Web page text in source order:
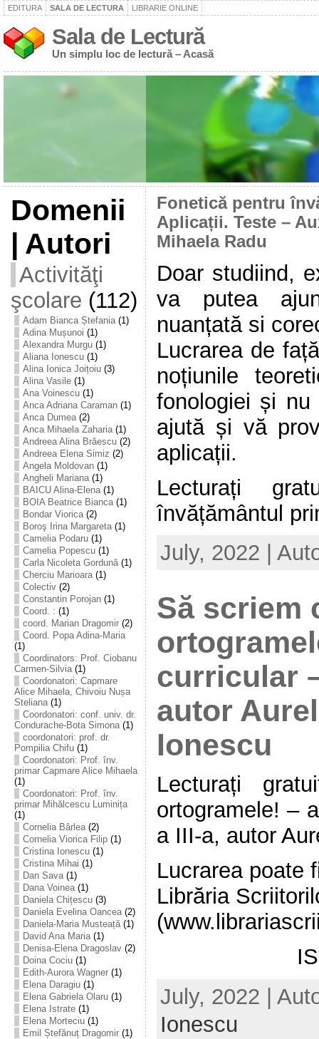
EDITURA SALA DE LECTURA LIBRARIE ONLINE
Sala de Lectură
Un simplu loc de lectură – Acasă
Domenii
| Autori
Activităţi
şcolare (112)
Adam Bianca Ștefania(1)
Adina Mușunoi (1)
Alexandra Murgu(1)
Aliana Ionescu(1)
Alina Ionica Joițoiu(3)
Alina Vasile(1)
Ana Voinescu(1)
Anca Adriana Caraman(1)
Anca Dumea(2)
Anca Mihaela Zaharia(1)
Andreea Alina Brăescu(2)
Andreea Elena Simiz (2)
Angela Moldovan(1)
Angheli Mariana(1)
BAICU Alina-Elena(1)
BOIA Beatrice Bianca(1)
Bondar Viorica(2)
Boroş Irina Margareta(1)
Camelia Podaru(1)
Camelia Popescu(1)
Carla Nicoleta Gordună(1)
Cherciu Marioara(1)
Colectiv(2)
Constantin Porojan(1)
Coord. : (1)
coord. Marian Dragomir(2)
Coord. Popa Adina-Maria
(1)
Coordinators: Prof. Ciobanu
Carmen-Silvia(1)
Coordonatori: Capmare
Alice Mihaela, Chivoiu Nușa
Steliana(1)
Coordonatori: conf. univ. dr.
Condurache-Bota Simona(1)
coordonatori: prof. dr.
Pompilia Chifu(1)
Coordonatori: Prof. înv.
primar Capmare Alice Mihaela
(1)
Coordonatori: Prof. înv.
primar Mihălcescu Luminița
(1)
Cornelia Bârlea(2)
Cornelia Viorica Filip(1)
Cristina Ionescu(1)
Cristina Mihai (1)
Dan Sava(1)
Dana Voinea(1)
Daniela Chițescu(3)
Daniela Evelina Oancea(2)
Daniela-Maria Musteață(1)
David Ana Maria(1)
Denisa-Elena Dragoslav(2)
Doina Cociu(1)
Edith-Aurora Wagner(1)
Elena Daragiu(1)
Elena Gabriela Olaru(1)
Elena Istrate(1)
Elena Morteciu(1)
Emil Ștefănuț Dragomir(1)
Fonetică pentru
Aplicații. Teste –
Mihaela Radu
Doar studiind,
va putea
nuanțată si
Lucrarea de
noțiunile
fonologiei și
ajută și vă
aplicații.
Lecturați
învățământul
July, 2022 |
Să scriem
curricular
autor
Ionescu
Lecturați
ortogramele! –
a III-a, autor
Lucrarea poate
Librăria
July, 2022 |
Ionescu